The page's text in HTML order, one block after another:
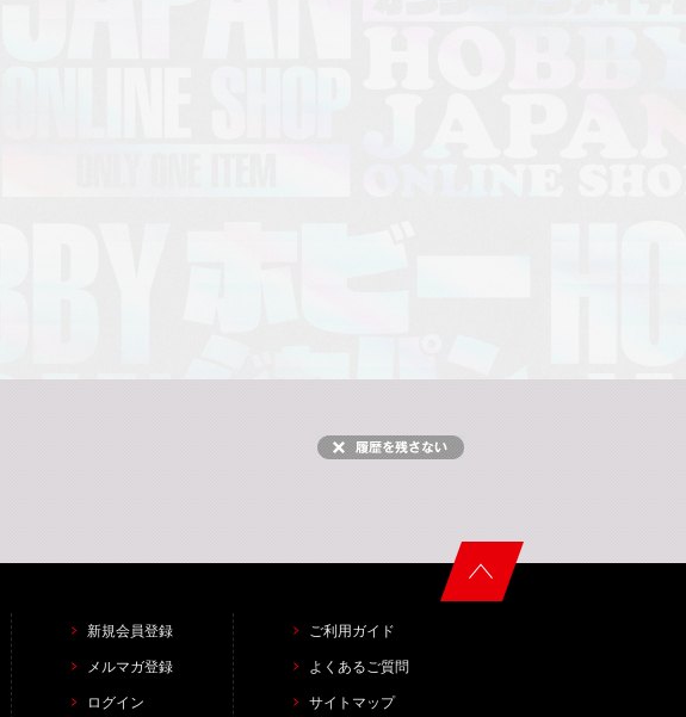
新規会員登録
メルマガ登録
ログイン
ご利用ガイド
よくあるご質問
サイトマップ